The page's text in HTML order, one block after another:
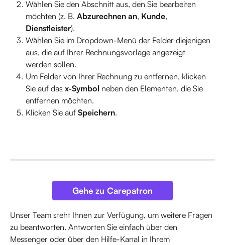
Wählen Sie den Abschnitt aus, den Sie bearbeiten
möchten (z. B. Abzurechnen an, Kunde,
Dienstleister).
Wählen Sie im Dropdown-Menü der Felder diejenigen
aus, die auf Ihrer Rechnungsvorlage angezeigt
werden sollen.
Um Felder von Ihrer Rechnung zu entfernen, klicken
Sie auf das x-Symbol neben den Elementen, die Sie
entfernen möchten.
Klicken Sie auf Speichern.
Gehe zu Carepatron
Unser Team steht Ihnen zur Verfügung, um weitere Fragen
zu beantworten. Antworten Sie einfach über den
Messenger oder über den Hilfe-Kanal in Ihrem